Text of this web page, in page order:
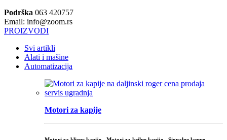
Podrška 063 420757
Email: info@zoom.rs
PROIZVODI
Svi artikli
Alati i mašine
Automatizacija
Motori za kapije